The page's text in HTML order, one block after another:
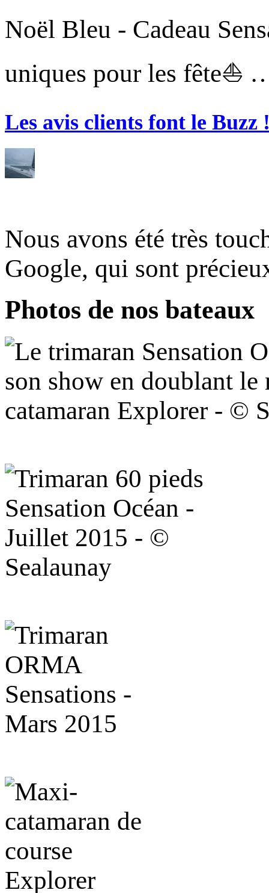
Noël Bleu - Cadeau
uniques pour les fête⛵
Les avis clients font le Buzz
Nous avons été très
Google, qui sont
Photos de nos bateaux